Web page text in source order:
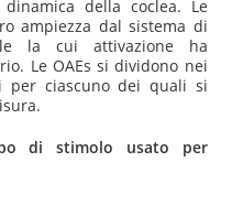
della coclea. Le
ampiezza dal sistema di
la cui attivazione ha
Le OAEs si dividono nei
per ciascuno dei quali si
di stimolo usato per